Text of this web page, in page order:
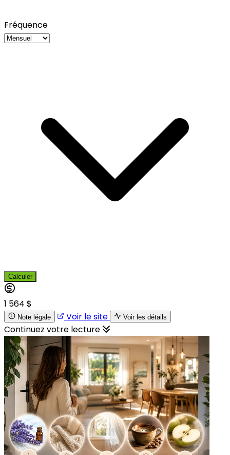
Fréquence
Calculer
1 564 $
Note légale Voir le site Voir les détails
Continuez votre lecture